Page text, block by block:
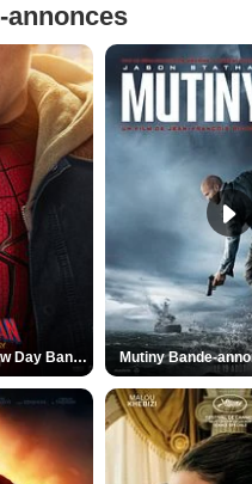
annonces
Spider-Man: Brand New Day Bande-annonce VO STFR Mutiny Bande-